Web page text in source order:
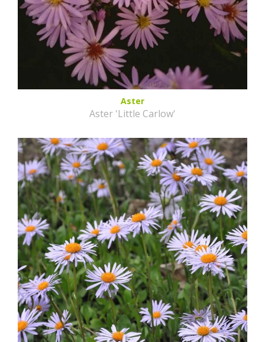
Aster
Aster 'Little Carlow'